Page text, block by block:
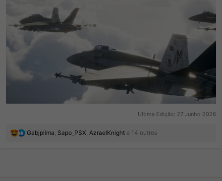
Ultima Edição: 27 Junho 2026
R
Gabjplima Sapo_PSX AzraelKnight e 14 outros